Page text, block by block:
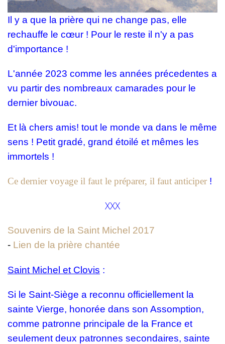
Il y a que la prière qui ne change pas, elle
rechauffe le cœur ! Pour le reste il n'y a pas
d'importance !
L'année 2023 comme les années précedentes a
vu partir des nombreaux camarades pour le
dernier bivouac.
Et là chers amis! tout le monde va dans le même
sens ! Petit gradé, grand étoilé et mêmes les
immortels !
Ce dernier voyage il faut le préparer, il faut anticiper !
XXX
Souvenirs de la Saint Michel 2017
- Lien de la prière chantée
Saint Michel et Clovis :
Si le Saint-Siège a reconnu officiellement la
sainte Vierge, honorée dans son Assomption,
comme patronne principale de la France et
seulement deux patronnes secondaires, sainte